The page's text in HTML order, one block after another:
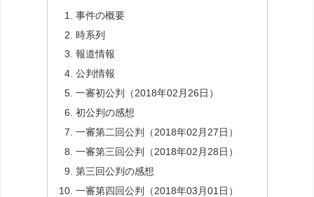
事件の概要
時系列
報道情報
公判情報
一審初公判（2018年02月26日）
初公判の感想
一審第二回公判（2018年02月27日）
一審第三回公判（2018年02月28日）
第三回公判の感想
一審第四回公判（2018年03月01日）